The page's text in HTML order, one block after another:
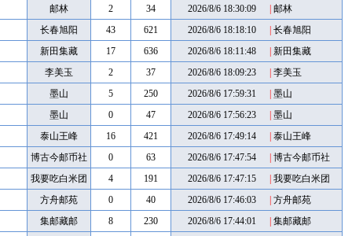
邮林
2 34 2026/8/6 18:30:09
邮林
长春旭阳
43 621 2026/8/6 18:18:10
长春旭阳
新田集藏
17 636 2026/8/6 18:11:48
新田集藏
李美玉
2 37 2026/8/6 18:09:23
李美玉
墨山
5 250 2026/8/6 17:59:31
墨山
墨山
0 47 2026/8/6 17:56:23
墨山
泰山王峰
16 421 2026/8/6 17:49:14
泰山王峰
博古今邮币社
0 63 2026/8/6 17:47:54
博古今邮币社
我要吃白米团
123
4 191 2026/8/6 17:47:15
我要吃白米团
123方舟邮苑 0 40 2026/8/6 17:46:03
方舟邮苑
集邮藏邮
8 230 2026/8/6 17:44:01
集邮藏邮